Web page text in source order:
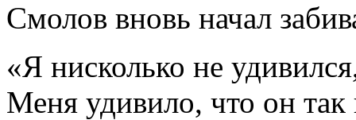
Смолов вновь начал
«Я нисколько не
Меня удивило, что он так